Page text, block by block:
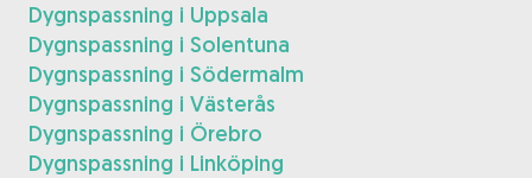
Dygnspassning i Uppsala
Dygnspassning i Solentuna
Dygnspassning i Södermalm
Dygnspassning i Västerås
Dygnspassning i Örebro
Dygnspassning i Linköping